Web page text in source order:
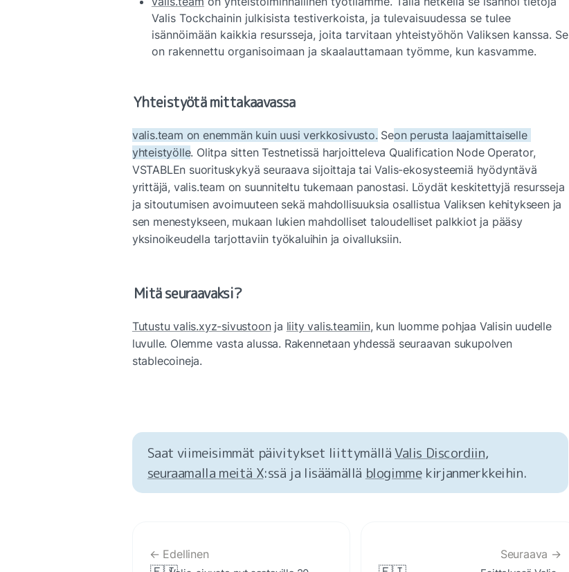
Valis Tockchainin julkisista testiverkoista, ja tulevaisuudessa se tulee
isännöimään kaikkia resursseja, joita tarvitaan yhteistyöhön Valiksen kanssa. Se
on rakennettu organisoimaan ja skaalauttamaan työmme, kun kasvamme.
Yhteistyötä mittakaavassa
valis.team on enemmän kuin uusi verkkosivusto. Seon perusta laajamittaiselle
yhteistyölle. Olitpa sitten Testnetissä harjoitteleva Qualification Node Operator,
VSTABLEn suorituskykyä seuraava sijoittaja tai Valis-ekosysteemiä hyödyntävä
yrittäjä, valis.team on suunniteltu tukemaan panostasi. Löydät keskitettyjä resursseja
ja sitoutumisen avoimuuteen sekä mahdollisuuksia osallistua Valiksen kehitykseen ja
sen menestykseen, mukaan lukien mahdolliset taloudelliset palkkiot ja pääsy
yksinoikeudella tarjottaviin työkaluihin ja oivalluksiin.
Mitä seuraavaksi?
Tutustu valis.xyz-sivustoon ja liity valis.teamiin, kun luomme pohjaa Valisin uudelle
luvulle. Olemme vasta alussa. Rakennetaan yhdessä seuraavan sukupolven
stablecoineja.
Saat viimeisimmät päivitykset liittymällä Valis Discordiin
seuraamalla meitä X:ssä ja lisäämällä blogimme kirjanmerkkeihin.
← Edellinen Seuraava →